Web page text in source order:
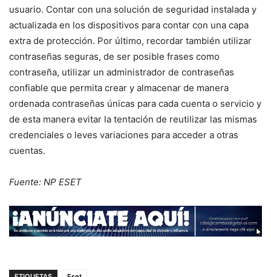
usuario. Contar con una solución de seguridad instalada y
actualizada en los dispositivos para contar con una capa
extra de protección. Por último, recordar también utilizar
contraseñas seguras, de ser posible frases como
contraseña, utilizar un administrador de contraseñas
confiable que permita crear y almacenar de manera
ordenada contraseñas únicas para cada cuenta o servicio y
de esta manera evitar la tentación de reutilizar las mismas
credenciales o leves variaciones para acceder a otras
cuentas.
Fuente: NP ESET